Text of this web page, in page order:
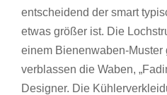
entscheidend der smart
etwas größer ist. Die
einem Bienenwaben-
verblassen die Waben,
Designer. Die